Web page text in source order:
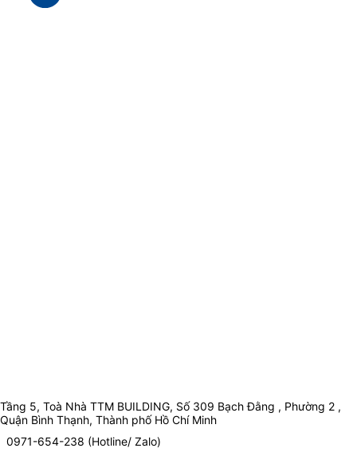
Tầng 5, Toà Nhà TTM BUILDING, Số 309 Bạch Đằng , Phường 2 ,
Quận Bình Thạnh, Thành phố Hồ Chí Minh
0971-654-238 (Hotline/ Zalo)